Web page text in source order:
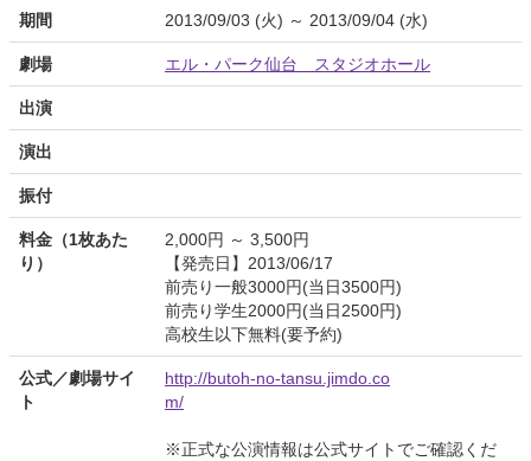
期間 2013/09/03 (火) ～ 2013/09/04 (水)
劇場 エル・パーク仙台 スタジオホール
出演
演出
振付
料金（1枚あた
り）
2,000円 ～ 3,500円
【発売日】2013/06/17
前売り一般3000円(当日3500円)
前売り学生2000円(当日2500円)
高校生以下無料(要予約)
公式／劇場サイ
ト
http://butoh-no-tansu.jimdo.co
m/
※正式な公演情報は公式サイトでご確認くだ